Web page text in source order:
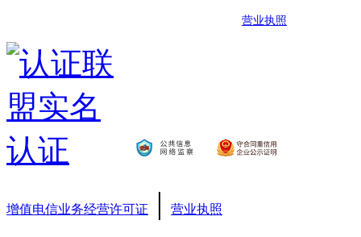
营业执照
增值电信业务经营许可证 | 营业执照